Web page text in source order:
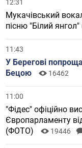
12:31
Мукачівський
пісню "Білий
11:43
У Берегові
Бецою
16462
11:00
"Фідес" офіційно
Європарламенту
(ФОТО)
19446